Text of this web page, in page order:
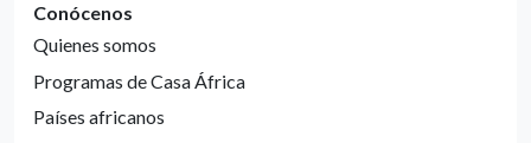
Conócenos
Quienes somos
Programas de Casa África
Países africanos